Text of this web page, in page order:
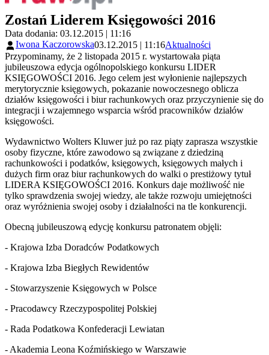
Zostań Liderem Księgowości 2016
Data dodania: 03.12.2015 | 11:16
Iwona Kaczorowska03.12.2015 | 11:16Aktualności
Przypominamy, że 2 listopada 2015 r. wystartowała piąta
jubileuszowa edycja ogólnopolskiego konkursu LIDER
KSIĘGOWOŚCI 2016. Jego celem jest wyłonienie najlepszych
merytorycznie księgowych, pokazanie nowoczesnego oblicza
działów księgowości i biur rachunkowych oraz przyczynienie się do
integracji i wzajemnego wsparcia wśród pracowników działów
księgowości.
Wydawnictwo Wolters Kluwer już po raz piąty zaprasza wszystkie
osoby fizyczne, które zawodowo są związane z dziedziną
rachunkowości i podatków, księgowych, księgowych małych i
dużych firm oraz biur rachunkowych do walki o prestiżowy tytuł
LIDERA KSIĘGOWOŚCI 2016. Konkurs daje możliwość nie
tylko sprawdzenia swojej wiedzy, ale także rozwoju umiejętności
oraz wyróżnienia swojej osoby i działalności na tle konkurencji.
Obecną jubileuszową edycję konkursu patronatem objęli:
- Krajowa Izba Doradców Podatkowych
- Krajowa Izba Biegłych Rewidentów
- Stowarzyszenie Księgowych w Polsce
- Pracodawcy Rzeczypospolitej Polskiej
- Rada Podatkowa Konfederacji Lewiatan
- Akademia Leona Koźmińskiego w Warszawie